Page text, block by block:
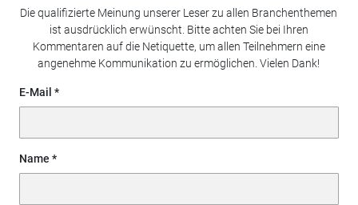
Die qualifizierte Meinung unserer Leser zu allen Branchenthemen
ist ausdrücklich erwünscht. Bitte achten Sie bei Ihren
Kommentaren auf die Netiquette, um allen Teilnehmern eine
angenehme Kommunikation zu ermöglichen. Vielen Dank!
E-Mail
Name